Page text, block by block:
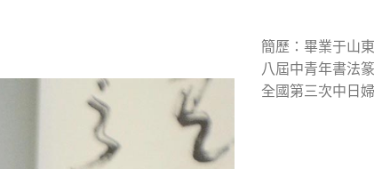
簡歷：畢業于山
八屆中青年書法
全國第三次中日